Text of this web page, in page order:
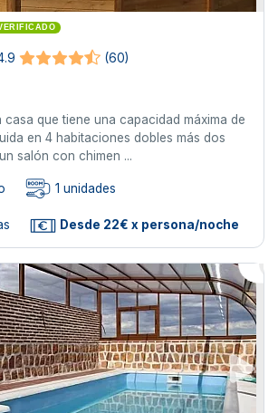
(60)
casa que tiene una capacidad máxima de
en 4 habitaciones dobles más dos
salón con chimen ...
1 unidades
Desde 22€ x persona/noche